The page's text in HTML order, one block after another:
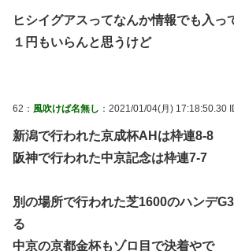
ヒシイグアスってなんか情報でも入っ
１円もいらんと思うけど
62： 風吹けば名無し ：2021/01/04(月) 17:18:50.30
新潟で行われた京成杯AHは枠連8-8
阪神で行われた中京記念は枠連7-7
別の場所で行われた芝1600のハンデ
る
中京の京都金杯もゾロ目で決着やで